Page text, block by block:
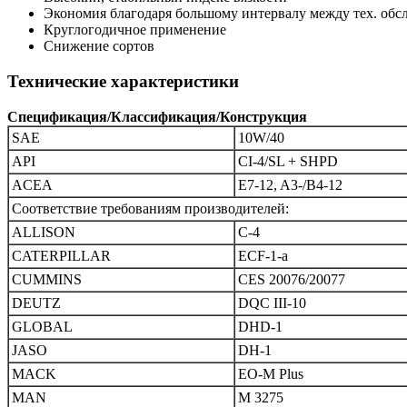
Экономия благодаря большому интервалу между тех.
Круглогодичное применение
Снижение сортов
Технические характеристики
Спецификация/Классификация/Конструкция
SAE
10W/40
API
CI-4/SL + SHPD
ACEA
E7-12, A3-/B4-12
Соответствие требованиям производителей:
ALLISON
C-4
CATERPILLAR
ECF-1-a
CUMMINS
CES 20076/20077
DEUTZ
DQC III-10
GLOBAL
DHD-1
JASO
DH-1
MACK
EO-M Plus
MAN
M 3275